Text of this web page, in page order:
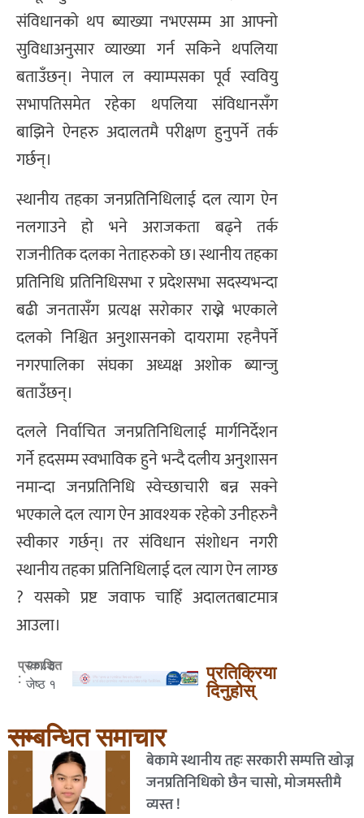
संविधानको थप ब्याख्या नभएसम्म आ आफ्नो
सुविधाअनुसार व्याख्या गर्न सकिने थपलिया
बताउँछन्। नेपाल ल क्याम्पसका पूर्व स्ववियु
सभापतिसमेत रहेका थपलिया संविधानसँग
बाझिने ऐनहरु अदालतमै परीक्षण हुनुपर्ने तर्क
गर्छन्।
स्थानीय तहका जनप्रतिनिधिलाई दल त्याग ऐन
नलगाउने हो भने अराजकता बढ्ने तर्क
राजनीतिक दलका नेताहरुको छ। स्थानीय तहका
प्रतिनिधि प्रतिनिधिसभा र प्रदेशसभा सदस्यभन्दा
बढी जनतासँग प्रत्यक्ष सरोकार राख्ने भएकाले
दलको निश्चित अनुशासनको दायरामा रहनैपर्ने
नगरपालिका संघका अध्यक्ष अशोक ब्यान्जु
बताउँछन्।
दलले निर्वाचित जनप्रतिनिधिलाई मार्गनिर्देशन
गर्ने हदसम्म स्वभाविक हुने भन्दै दलीय अनुशासन
नमान्दा जनप्रतिनिधि स्वेच्छाचारी बन्न सक्ने
भएकाले दल त्याग ऐन आवश्यक रहेको उनीहरुनै
स्वीकार गर्छन्। तर संविधान संशोधन नगरी
स्थानीय तहका प्रतिनिधिलाई दल त्याग ऐन लाग्छ
? यसको प्रष्ट जवाफ चाहिँ अदालतबाटमात्र
आउला।
प्रकाशित
:
२०८३
जेष्ठ १
प्रतिक्रिया
दिनुहोस्
सम्बन्धित समाचार
बेकामे स्थानीय तहः सरकारी सम्पत्ति खोज्न
जनप्रतिनिधिको छैन चासो, मोजमस्तीमै
व्यस्त !